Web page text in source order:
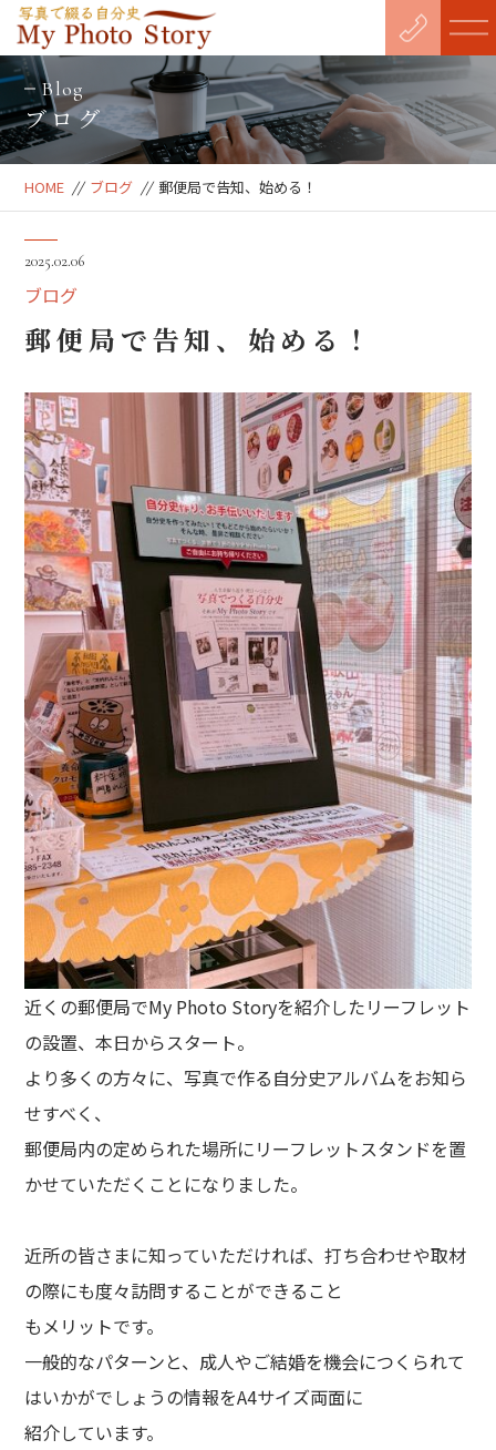
Blog
ブログ
HOME // ブログ // 郵便局で告知、始める！
2025.02.06
ブログ
郵便局で告知、始める！
近くの郵便局でMy Photo Storyを紹介したリーフレット
の設置、本日からスタート。
より多くの方々に、写真で作る自分史アルバムをお知ら
せすべく、
郵便局内の定められた場所にリーフレットスタンドを置
かせていただくことになりました。
近所の皆さまに知っていただければ、打ち合わせや取材
の際にも度々訪問することができること
もメリットです。
一般的なパターンと、成人やご結婚を機会につくられて
はいかがでしょうの情報をA4サイズ両面に
紹介しています。